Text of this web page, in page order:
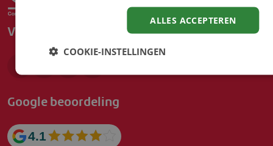
Volg ons
Google beoordeling
4.1
ALLES ACCEPTEREN
COOKIE-INSTELLINGEN